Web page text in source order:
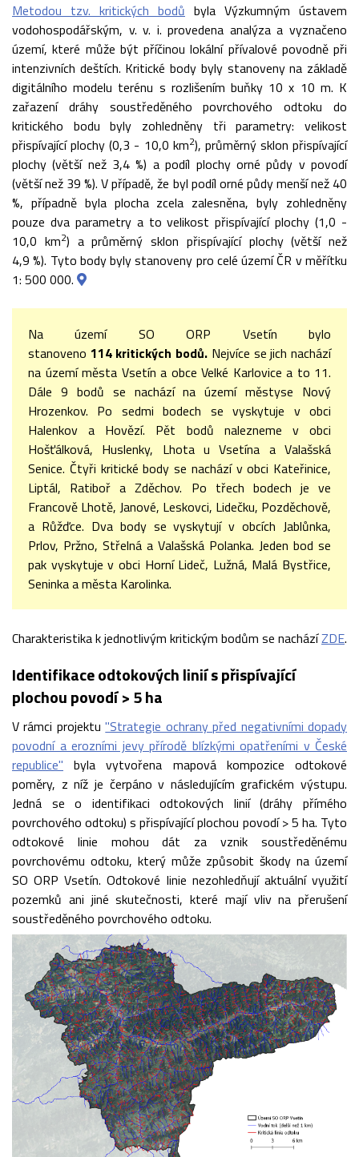
Metodou tzv. kritických bodů byla Výzkumným ústavem
vodohospodářským, v. v. i. provedena analýza a vyznačeno
území, které může být příčinou lokální přívalové povodně při
intenzivních deštích. Kritické body byly stanoveny na základě
digitálního modelu terénu s rozlišením buňky 10 x 10 m. K
zařazení dráhy soustředěného povrchového odtoku do
kritického bodu byly zohledněny tři parametry: velikost
přispívající plochy (0,3 - 10,0 km2), průměrný sklon přispívající
plochy (větší než 3,4 %) a podíl plochy orné půdy v povodí
(větší než 39 %). V případě, že byl podíl orné půdy menší než 40
%, případně byla plocha zcela zalesněna, byly zohledněny
pouze dva parametry a to velikost přispívající plochy (1,0 -
10,0 km2) a průměrný sklon přispívající plochy (větší než
4,9 %). Tyto body byly stanoveny pro celé území ČR v měřítku
1: 500 000.
Na území SO ORP Vsetín bylo
stanoveno 114 kritických bodů. Nejvíce se jich nachází
na území města Vsetín a obce Velké Karlovice a to 11.
Dále 9 bodů se nachází na území městyse Nový
Hrozenkov. Po sedmi bodech se vyskytuje v obci
Halenkov a Hovězí. Pět bodů nalezneme v obci
Hošťálková, Huslenky, Lhota u Vsetína a Valašská
Senice. Čtyři kritické body se nachází v obci Kateřinice,
Liptál, Ratiboř a Zděchov. Po třech bodech je ve
Francově Lhotě, Janové, Leskovci, Lidečku, Pozděchově,
a Růžďce. Dva body se vyskytují v obcích Jablůnka,
Prlov, Pržno, Střelná a Valašská Polanka. Jeden bod se
pak vyskytuje v obci Horní Lideč, Lužná, Malá Bystřice,
Seninka a města Karolinka.
Charakteristika k jednotlivým kritickým bodům se nacházíZDE.
Identifikace odtokových linií s přispívající
plochou povodí > 5 ha
V rámci projektu"Strategie ochrany před negativními dopady
povodní a erozními jevy přírodě blízkými opatřeními v České
republice" byla vytvořena mapová kompozice odtokové
poměry, z níž je čerpáno v následujícím grafickém výstupu.
Jedná se o identifikaci odtokových linií (dráhy přímého
povrchového odtoku) s přispívající plochou povodí > 5 ha. Tyto
odtokové linie mohou dát za vznik soustředěnému
povrchovému odtoku, který může způsobit škody na území
SO ORP Vsetín. Odtokové linie nezohledňují aktuální využití
pozemků ani jiné skutečnosti, které mají vliv na přerušení
soustředěného povrchového odtoku.